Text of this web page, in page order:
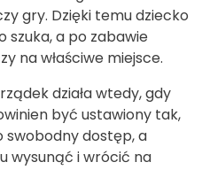
gry. Dzięki temu dziecko
szuka, a po zabawie
na właściwe miejsce.
działa wtedy, gdy
być ustawiony tak,
swobodny dostęp, a
wysunąć i wrócić na